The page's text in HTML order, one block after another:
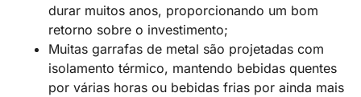
durar muitos anos, proporcionando um bom
retorno sobre o investimento;
Muitas garrafas de metal são projetadas com
isolamento térmico, mantendo bebidas quentes
por várias horas ou bebidas frias por ainda mais